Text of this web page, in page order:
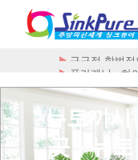
플라케닐 - 하
뉴토끼
곳 - 뉴